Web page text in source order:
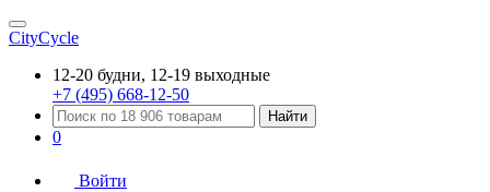
CityCycle
12-20 будни, 12-19 выходные
+7 (495) 668-12-50
Найти
0
Войти